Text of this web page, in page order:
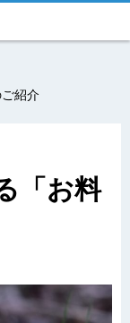
紹介
「お料